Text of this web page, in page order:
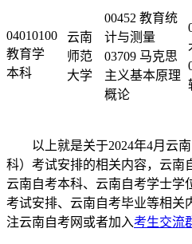
04010100
教育学
本科
云南
师范
大学
00452 教育统
计与测量
03709 马克思
主义基本原理
概论
以上就是关于2024年4月云南
科）考试安排的相关内容，云南
云南自考本科、云南自考学士学
考试安排、云南自考毕业等相关
注云南自考网或者加入考生交流